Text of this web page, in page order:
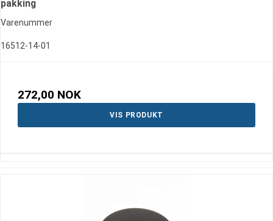
pakking
Varenummer
16512-14-01
272,00 NOK
VIS PRODUKT